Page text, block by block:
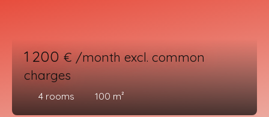
1 200€ /month excl. common
charges
4 rooms 100 m²